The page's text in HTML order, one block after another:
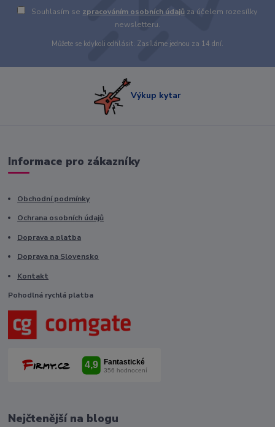
Souhlasím se zpracováním osobních údajů za účelem rozesílky
newsletteru.
Můžete se kdykoli odhlásit. Zasíláme jednou za 14 dní.
Výkup kytar
Informace pro zákazníky
Obchodní podmínky
Ochrana osobních údajů
Doprava a platba
Doprava na Slovensko
Kontakt
Pohodlná rychlá platba
Nejčtenější na blogu